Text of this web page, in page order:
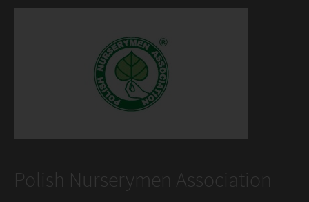
Polish Nurserymen Association